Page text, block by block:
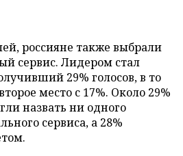
россияне также выбрали
сервис. Лидером стал
29% голосов, в то
место с 17%. Около 29%
назвать ни одного
сервиса, а 28%